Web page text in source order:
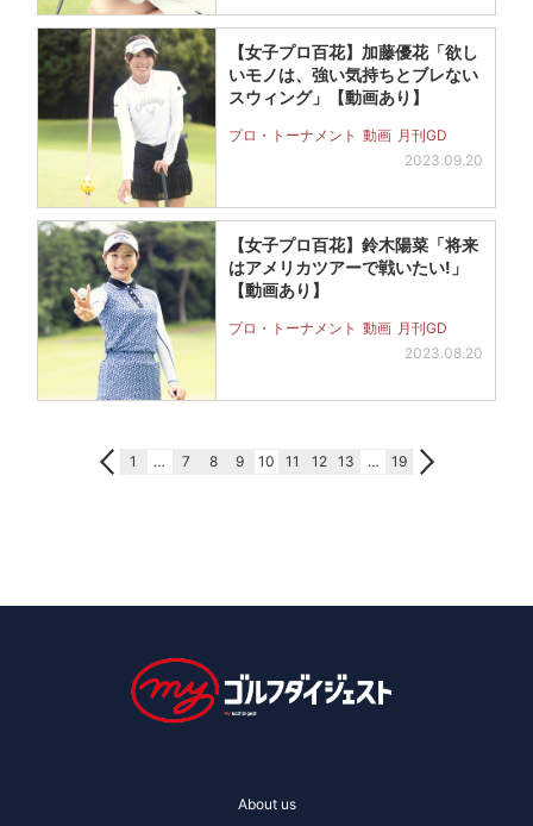
【女子プロ百花】加藤優花「欲し
いモノは、強い気持ちとブレない
スウィング」【動画あり】
プロ・トーナメント 動画 月刊GD
2023.09.20
【女子プロ百花】鈴木陽菜「将来
はアメリカツアーで戦いたい!」
【動画あり】
プロ・トーナメント 動画 月刊GD
2023.08.20
1 … 7 8 9 10 11 12 13 … 19
About us